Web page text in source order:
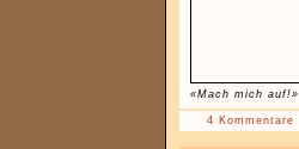
«Mach mich auf!»
4 Kommentare